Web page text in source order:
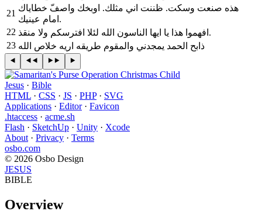
21
امام عينيك‎.
22
‎افهموا هذا يا ايها الناسون الله لئلا افترسكم ولا منقذ‎.
23 ‎ذابح الحمد يمجدني والمقوم طريقه اريه خلاص الله
Jesus · Bible
HTML · CSS · JS · PHP· SVG
Applications · Editor· Favicon
.htaccess · acme.sh
Flash · SketchUp · Unity · Xcode
About · Privacy · Terms
osbo.com
© 2026 Osbo Design
JESUS
BIBLE
Overview